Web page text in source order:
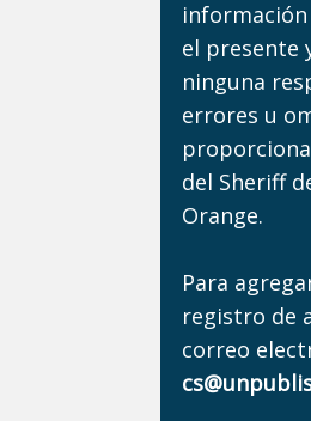
información
el presente
ninguna
errores u
del Sheriff
Orange.
Para
registro de
correo